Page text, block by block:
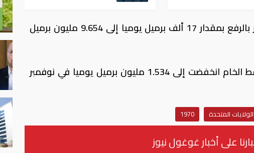
وعدلت إدارة المعلومات انتاج النفط لشهر أكتوبر بالرفع بمقدار 17 ألف برميل يوميا إلى 9.654 مليون برميل
وقالت أيضا إن صادرات الولايات المتحدة من النفط الخام انخفضت إلى 1.534 مليون برميل يوميا في نوفمبر
الولايات المتحدة 1970
على أخبار غوغول نيوز